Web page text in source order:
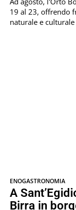
19 al 23, offrendo
naturale e
ENOGASTRONOMIA
A
Birra in